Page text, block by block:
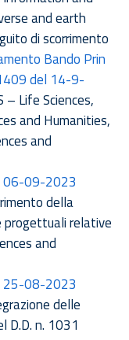
and earth
di scorrimento
Bando Prin
del 14-9-
Life Sciences,
and Humanities,
and
06-09-2023
della
progettuali relative
and
25-08-2023
delle
D.D. n. 1031